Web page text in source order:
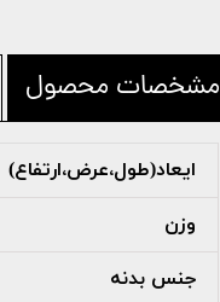
مشخصات محصول
ایعاد(طول،عرض،ارتفاع)
وزن
جنس بدنه